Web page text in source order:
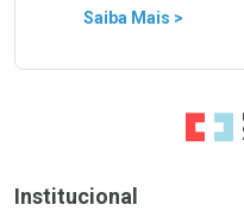
Saiba Mais >
Ir para
Institucional